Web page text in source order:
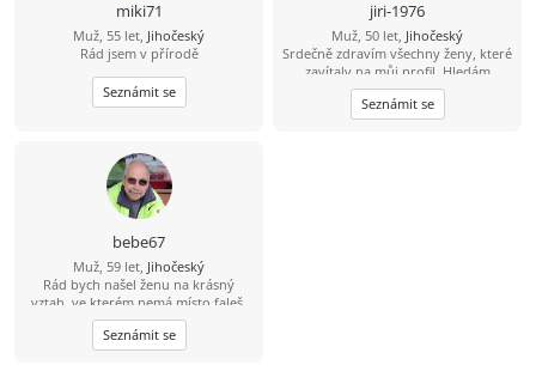
miki71
Muž, 55 let, Jihočeský
Rád jsem v přírodě
Seznámit se
jiri-1976
Muž, 50 let, Jihočeský
Srdečně zdravím všechny ženy, které
zavítaly na můj profil. Hledám
pohodovou ženu, která pečuje o své
tělo i duši, žije vědomě a aktivně.
Jsem člověk, který ví, že hledá jednu
Seznámit se
bebe67
Muž, 59 let, Jihočeský
Rád bych našel ženu na krásný
vztah, ve kterém nemá místo faleš.
Ženu které bych mohl věřit.
Seznámit se